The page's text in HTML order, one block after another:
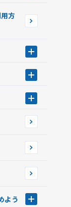
方
同利用のお知
よう